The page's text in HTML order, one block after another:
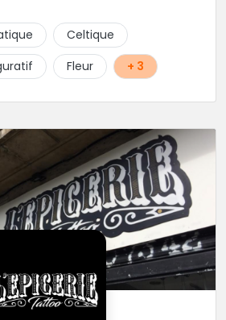
vous offrir un large choix de
et une créativité
Celtique
Fleur + 3